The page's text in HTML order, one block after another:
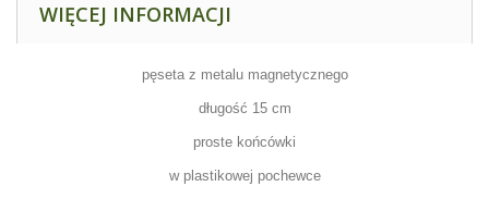
WIĘCEJ INFORMACJI
pęseta z metalu magnetycznego
długość 15 cm
proste końcówki
w plastikowej pochewce